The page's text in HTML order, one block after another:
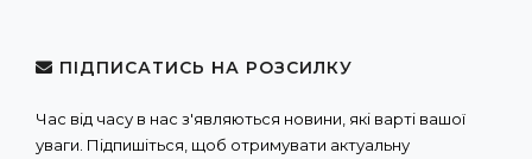
ПІДПИСАТИСЬ НА РОЗСИЛКУ
Час від часу в нас з'являються новини, які варті вашої
уваги. Підпишіться, щоб отримувати актуальну